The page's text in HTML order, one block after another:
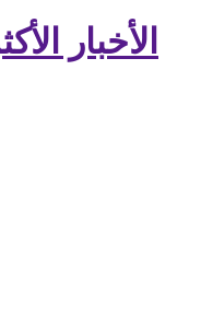
الأخبار